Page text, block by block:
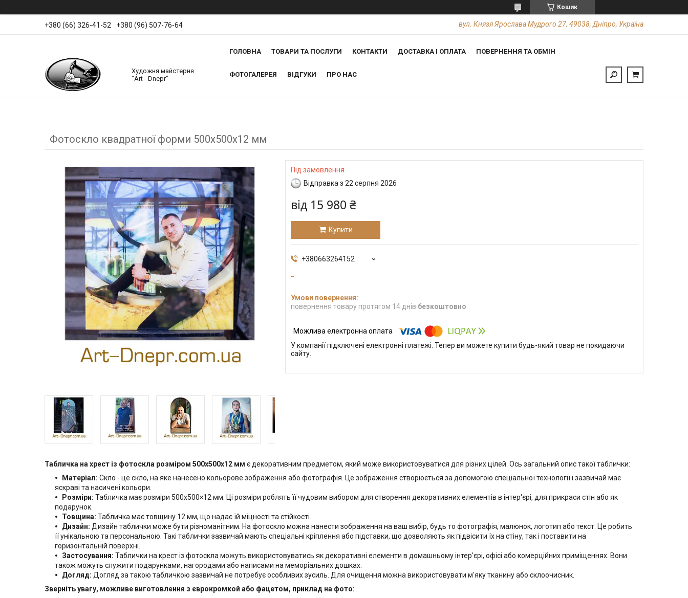
Кошик
+380 (66) 326-41-52 +380 (96) 507-76-64 вул. Князя Ярослава Мудрого 27, 49038, Дніпро, Україна
Художня майстерня
"Art - Dnepr"
ГОЛОВНА ТОВАРИ ТА ПОСЛУГИ КОНТАКТИ ДОСТАВКА І ОПЛАТА ПОВЕРНЕННЯ ТА ОБМІН
ФОТОГАЛЕРЕЯ ВІДГУКИ ПРО НАС
Фотоскло квадратної форми 500х500х12 мм
Під замовлення
Відправка з 22 серпня 2026
від 15 980 ₴
Купити
+380663264152
повернення товару протягом 14 днів безкоштовно
У компанії підключені електронні платежі. Тепер ви можете купити будь-який товар не покидаючи
сайту.
Табличка на хрест із фотоскла розміром 500х500x12 мм є декоративним предметом, який може використовуватися для різних цілей. Ось загальний опис такої таблички:
Матеріал: Скло - це скло, на яке нанесено кольорове зображення або фотографія. Це зображення створюється за допомогою спеціальної технології і зазвичай має
яскраві та насичені кольори.
Розміри: Табличка має розміри 500х500×12 мм. Ці розміри роблять її чудовим вибором для створення декоративних елементів в інтер'єрі, для прикраси стін або як
подарунок.
Товщина: Табличка має товщину 12 мм, що надає їй міцності та стійкості.
Дизайн: Дизайн таблички може бути різноманітним. На фотоскло можна нанести зображення на ваш вибір, будь то фотографія, малюнок, логотип або текст. Це робить
її унікальною та персональною. Такі таблички зазвичай мають спеціальні кріплення або підставки, що дозволяють як підвісити їх на стіну, так і поставити на
горизонтальній поверхні.
Застосування: Таблички на крест із фотоскла можуть використовуватись як декоративні елементи в домашньому інтер'єрі, офісі або комерційних приміщеннях. Вони
також можуть служити подарунками, нагородами або написами на меморіальних дошках.
Догляд: Догляд за такою табличкою зазвичай не потребує особливих зусиль. Для очищення можна використовувати м'яку тканину або склоочисник.
Зверніть увагу, можливе виготовлення з єврокромкой або фацетом, приклад на фото: